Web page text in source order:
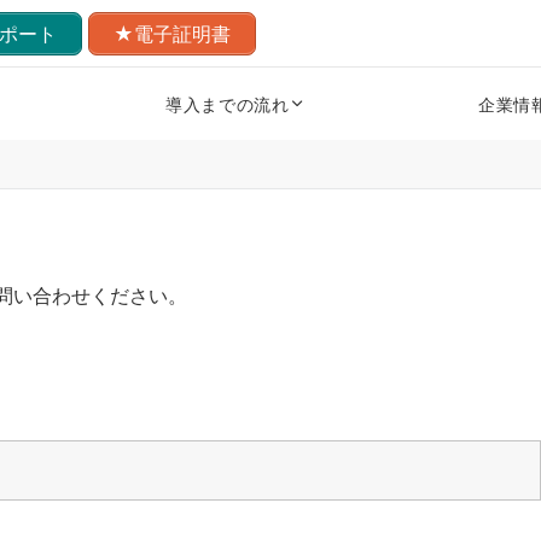
ート ★電子証明書
導入までの流れ 企業情
合わせください。